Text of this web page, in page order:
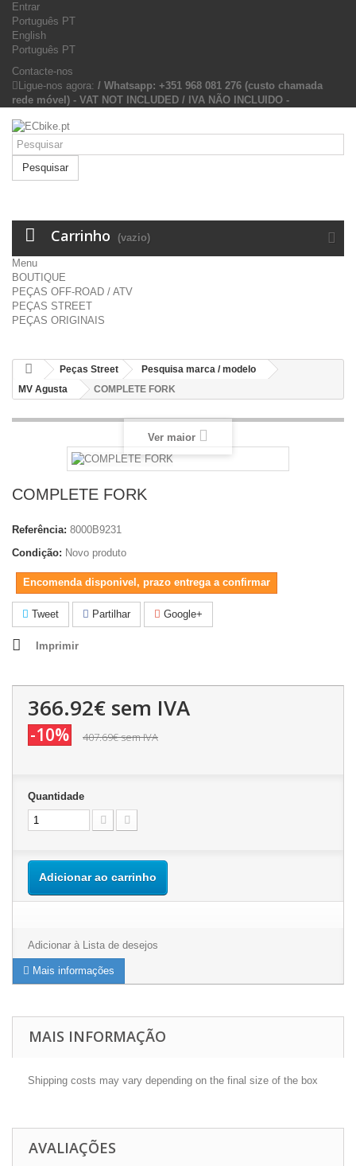
Entrar
Português PT
English
Português PT
Contacte-nos
Ligue-nos agora: / Whatsapp: +351 968 081 276 (custo chamada
rede móvel) - VAT NOT INCLUDED / IVA NÃO INCLUIDO -
Pesquisar
Carrinho (vazio)
Menu
BOUTIQUE
PEÇAS OFF-ROAD / ATV
PEÇAS STREET
PEÇAS ORIGINAIS
Peças Street
Pesquisa marca / modelo
MV Agusta
COMPLETE FORK
Ver maior
COMPLETE FORK
Referência: 8000B9231
Condição: Novo produto
Encomenda disponivel, prazo entrega a confirmar
Tweet Partilhar Google+
Imprimir
366.92€ sem IVA
-10% 407.69€sem IVA
Quantidade
Adicionar ao carrinho
Adicionar à Lista de desejos
Mais informações
MAIS INFORMAÇÃO
Shipping costs may vary depending on the final size of the box
AVALIAÇÕES